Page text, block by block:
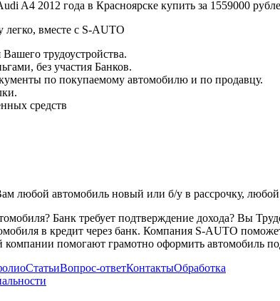
легко, вместе с S-AUTO
трудоустройства.
без участия Банков.
по покупаемому автомобилю и по продавцу.
средств
любой автомобиль новый или б/у в рассрочку,
Банк требует подтверждение дохода? Вы
в кредит через банк. Компания S-AUTO
помогают грамотно оформить автомобиль
СтатьиВопрос-ответКонтактыОбработка